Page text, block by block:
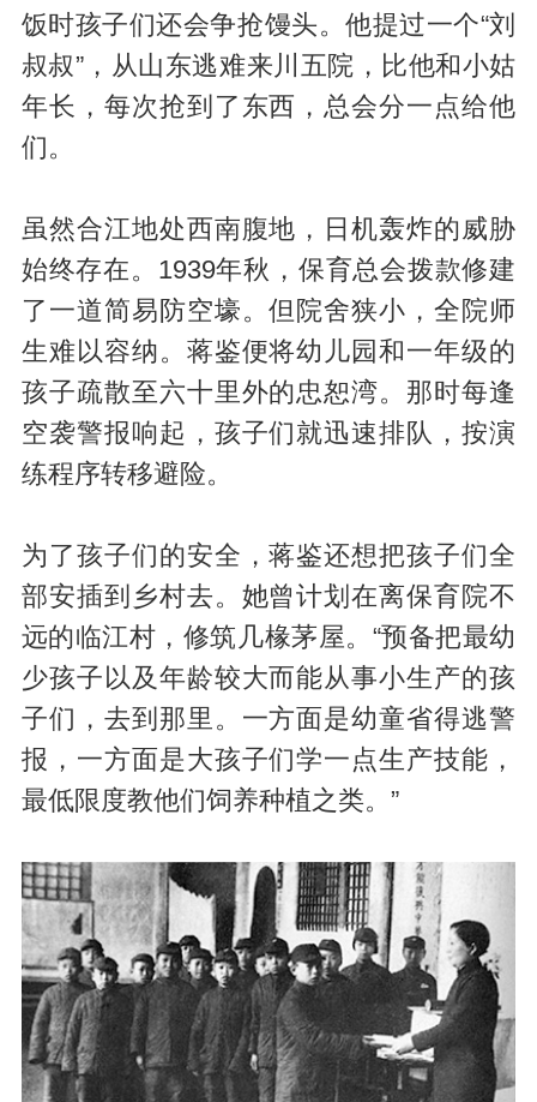
饭时孩子们还会争抢馒头。他提过一个“刘
叔叔”，从山东逃难来川五院，比他和小姑
年长，每次抢到了东西，总会分一点给他
们。
虽然合江地处西南腹地，日机轰炸的威胁
始终存在。1939年秋，保育总会拨款修建
了一道简易防空壕。但院舍狭小，全院师
生难以容纳。蒋鉴便将幼儿园和一年级的
孩子疏散至六十里外的忠恕湾。那时每逢
空袭警报响起，孩子们就迅速排队，按演
练程序转移避险。
为了孩子们的安全，蒋鉴还想把孩子们全
部安插到乡村去。她曾计划在离保育院不
远的临江村，修筑几椽茅屋。“预备把最幼
少孩子以及年龄较大而能从事小生产的孩
子们，去到那里。一方面是幼童省得逃警
报，一方面是大孩子们学一点生产技能，
最低限度教他们饲养种植之类。”